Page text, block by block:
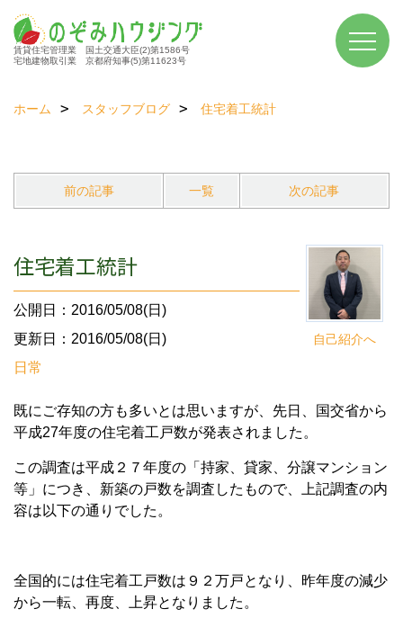
賃貸住宅管理業 国土交通大臣(2)第1586号
宅地建物取引業 京都府知事(5)第11623号
ホーム スタッフブログ 住宅着工統計
前の記事 一覧 次の記事
自己紹介へ
住宅着工統計
公開日：2016/05/08(日)
更新日：2016/05/08(日)
日常
既にご存知の方も多いとは思いますが、先日、国交省から
平成27年度の住宅着工戸数が発表されました。
この調査は平成２７年度の「持家、貸家、分譲マンション
等」につき、新築の戸数を調査したもので、上記調査の内
容は以下の通りでした。
全国的には住宅着工戸数は９２万戸となり、昨年度の減少
から一転、再度、上昇となりました。